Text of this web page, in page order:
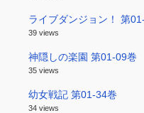
ライブダンジョン！ 第
39 views
神隠しの楽園 第01-09巻
35 views
幼女戦記 第01-34巻
34 views